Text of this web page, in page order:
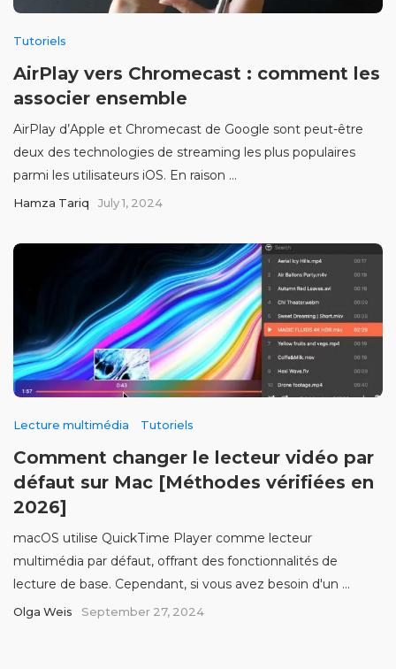
Tutoriels
AirPlay vers Chromecast : comment les
associer ensemble
AirPlay d’Apple et Chromecast de Google sont peut-être
deux des technologies de streaming les plus populaires
parmi les utilisateurs iOS. En raison ...
Hamza Tariq July 1, 2024
Lecture multimédia Tutoriels
Comment changer le lecteur vidéo par
défaut sur Mac [Méthodes vérifiées en
2026]
macOS utilise QuickTime Player comme lecteur
multimédia par défaut, offrant des fonctionnalités de
lecture de base. Cependant, si vous avez besoin d'un ...
Olga Weis September 27, 2024